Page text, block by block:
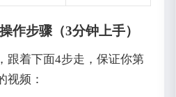
作步骤（3分钟上手）
跟着下面4步走，保证你第
视频：